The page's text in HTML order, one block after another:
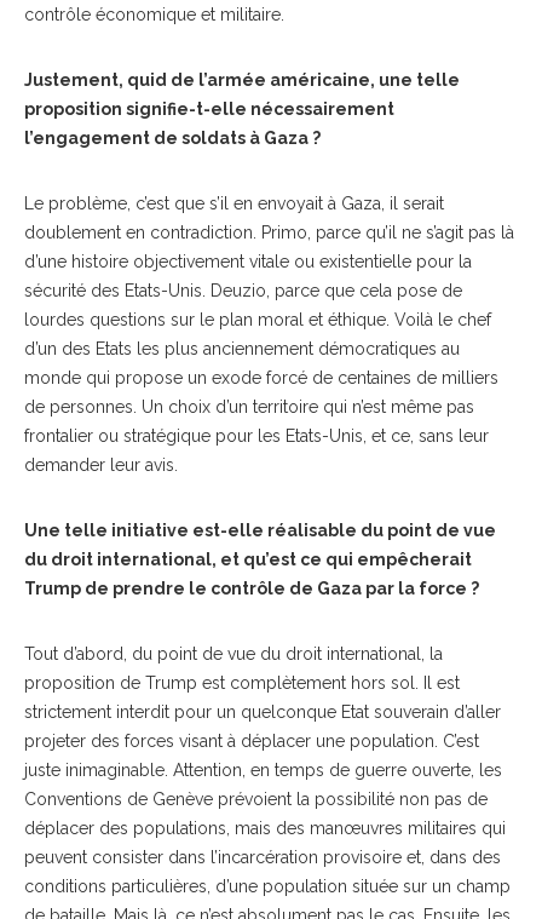
contrôle économique et militaire.
Justement, quid de l’armée américaine, une telle
proposition signifie-t-elle nécessairement
l’engagement de soldats à Gaza ?
Le problème, c’est que s’il en envoyait à Gaza, il serait
doublement en contradiction. Primo, parce qu’il ne s’agit pas là
d’une histoire objectivement vitale ou existentielle pour la
sécurité des Etats-Unis. Deuzio, parce que cela pose de
lourdes questions sur le plan moral et éthique. Voilà le chef
d’un des Etats les plus anciennement démocratiques au
monde qui propose un exode forcé de centaines de milliers
de personnes. Un choix d’un territoire qui n’est même pas
frontalier ou stratégique pour les Etats-Unis, et ce, sans leur
demander leur avis.
Une telle initiative est-elle réalisable du point de vue
du droit international, et qu’est ce qui empêcherait
Trump de prendre le contrôle de Gaza par la force ?
Tout d’abord, du point de vue du droit international, la
proposition de Trump est complètement hors sol. Il est
strictement interdit pour un quelconque Etat souverain d’aller
projeter des forces visant à déplacer une population. C’est
juste inimaginable. Attention, en temps de guerre ouverte, les
Conventions de Genève prévoient la possibilité non pas de
déplacer des populations, mais des manœuvres militaires qui
peuvent consister dans l’incarcération provisoire et, dans des
conditions particulières, d’une population située sur un champ